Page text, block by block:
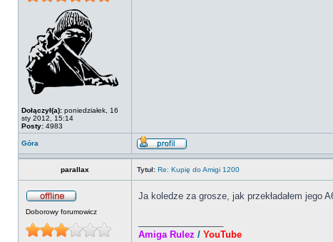
Dołączył(a): poniedziałek, 16
sty 2012, 15:14
Posty: 4983
Góra
parallax Tytuł: Re: Kupię do Amigi 1200
Doborowy forumowicz
Ja koledze za grosze, jak przekładałem jego
Amiga Rulez / YouTube